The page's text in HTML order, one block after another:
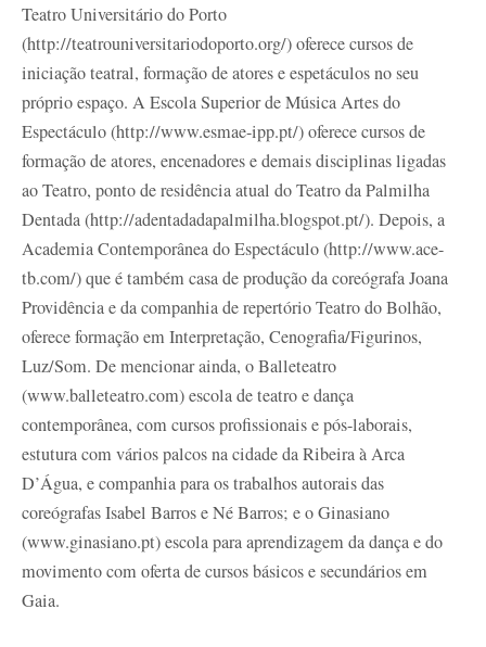
Teatro Universitário do Porto
(http://teatrouniversitariodoporto.org/) oferece cursos de
iniciação teatral, formação de atores e espetáculos no seu
próprio espaço. A Escola Superior de Música Artes do
Espectáculo (http://www.esmae-ipp.pt/) oferece cursos de
formação de atores, encenadores e demais disciplinas ligadas
ao Teatro, ponto de residência atual do Teatro da Palmilha
Dentada (http://adentadadapalmilha.blogspot.pt/). Depois, a
Academia Contemporânea do Espectáculo (http://www.ace-
tb.com/) que é também casa de produção da coreógrafa Joana
Providência e da companhia de repertório Teatro do Bolhão,
oferece formação em Interpretação, Cenografia/Figurinos,
Luz/Som. De mencionar ainda, o Balleteatro
(www.balleteatro.com) escola de teatro e dança
contemporânea, com cursos profissionais e pós-laborais,
estutura com vários palcos na cidade da Ribeira à Arca
D’Água, e companhia para os trabalhos autorais das
coreógrafas Isabel Barros e Né Barros; e o Ginasiano
(www.ginasiano.pt) escola para aprendizagem da dança e do
movimento com oferta de cursos básicos e secundários em
Gaia.